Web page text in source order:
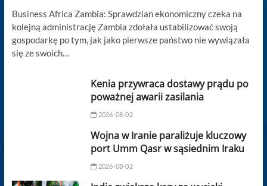
Business Africa Zambia: Sprawdzian ekonomiczny czeka na
kolejną administrację Zambia zdołała ustabilizować swoją
gospodarkę po tym, jak jako pierwsze państwo nie wywiązała
się ze swoich…
Kenia przywraca dostawy prądu po
poważnej awarii zasilania
2026-08-02
Wojna w Iranie paraliżuje kluczowy
port Umm Qasr w sąsiednim Iraku
2026-08-02